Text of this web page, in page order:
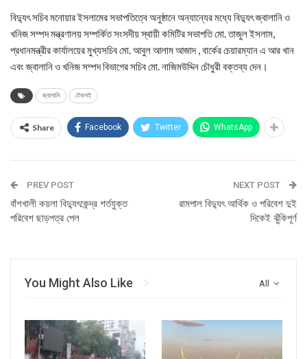
বিদ্যুৎ সচিব মনোয়ার ইসলামের সভাপতিত্বে অনুষ্ঠানে অন্যান্যের মধ্যে বিদ্যুৎ জ্বালানি ও
খনিজ সম্পদ মন্ত্রণালয় সম্পর্কিত সংসদীয় স্থায়ী কমিটির সভাপতি মো. তাজুল ইসলাম,
প্রধানমন্ত্রীর কার্যালয়ের মুখ্যসচিব মো. আবুল আলাম আজাদ , বার্কের চেয়ারম্যান এ আর খান
এবং জ্বালানি ও খনিজ সম্পদ বিভাগের সচিব মো. নাজিমউদ্দিন চৌধুরী বক্তব্য দেন।
জ্বালানি টেকসই
Share Facebook Twitter WhatsApp
PREV POST
বাঁশখালী কয়লা বিদ্যুৎকেন্দ্র শর্তযুক্ত
পরিবেশ ছাড়পত্র পেল
NEXT POST
রামপাল বিদ্যুৎ আর্থিক ও পরিবেশ দুই
দিকেই ঝুঁকিপূর্ণ
All
You Might Also Like